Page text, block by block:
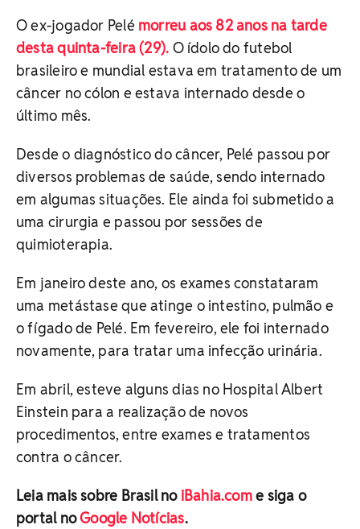
O ex-jogador Pelé morreu aos 82 anos na tarde
desta quinta-feira (29). O ídolo do futebol
brasileiro e mundial estava em tratamento de um
câncer no cólon e estava internado desde o
último mês.
Desde o diagnóstico do câncer, Pelé passou por
diversos problemas de saúde, sendo internado
em algumas situações. Ele ainda foi submetido a
uma cirurgia e passou por sessões de
quimioterapia.
Em janeiro deste ano, os exames constataram
uma metástase que atinge o intestino, pulmão e
o fígado de Pelé. Em fevereiro, ele foi internado
novamente, para tratar uma infecção urinária.
Em abril, esteve alguns dias no Hospital Albert
Einstein para a realização de novos
procedimentos, entre exames e tratamentos
contra o câncer.
Leia mais sobre Brasil no iBahia.come siga o
portal noGoogle Notícias.